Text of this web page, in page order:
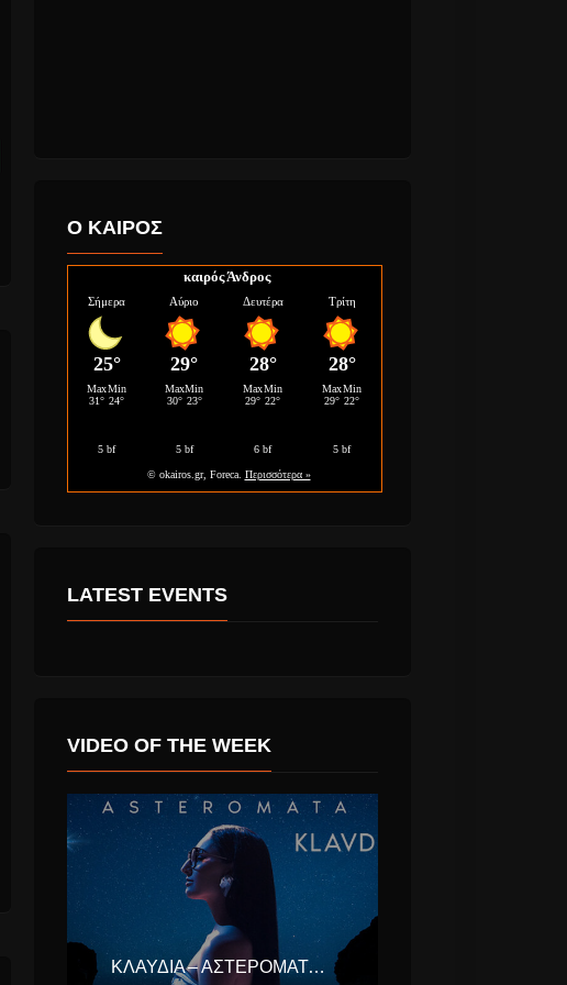
BRIT Awards 2016:
Ο… τυφώνας Adele
σάρωσε τα
Αποστολία Ζώη
“φεύγω” νέο single
και εξωτικό videoClip
Ο ΚΑΙΡΟΣ
καιρός Άνδρος
LATEST EVENTS
VIDEO OF THE WEEK
ΚΛΑΥΔΊΑ – ΑΣΤΕΡΟΜΆΤΑ (EUROVISION ΕΛΛΆΔΑ 2025)